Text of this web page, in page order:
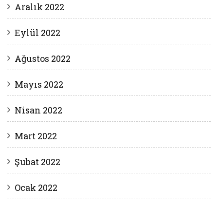
Aralık 2022
Eylül 2022
Ağustos 2022
Mayıs 2022
Nisan 2022
Mart 2022
Şubat 2022
Ocak 2022